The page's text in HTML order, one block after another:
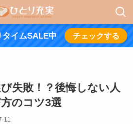
タイムSALE中 チェックする
失敗！？後悔しない人
のコツ3選
11